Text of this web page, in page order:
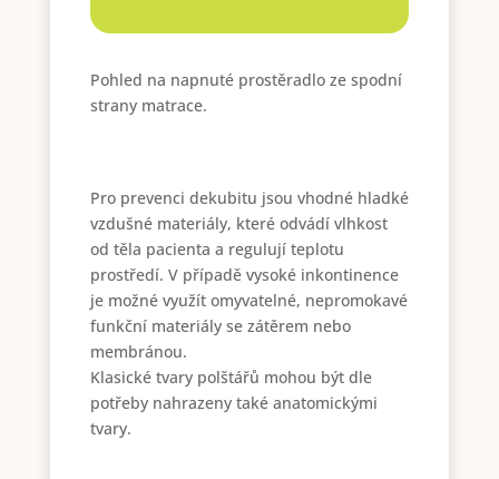
Pohled na napnuté prostěradlo ze spodní
strany matrace.
Pro prevenci dekubitu jsou vhodné hladké
vzdušné materiály, které odvádí vlhkost
od těla pacienta a regulují teplotu
prostředí. V případě vysoké inkontinence
je možné využít omyvatelné, nepromokavé
funkční materiály se zátěrem nebo
membránou.
Klasické tvary polštářů mohou být dle
potřeby nahrazeny také anatomickými
tvary.